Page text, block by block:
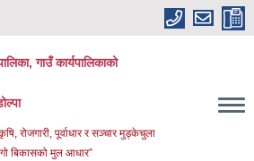
गाउँ कार्यपालिकाको
रोजगारी, पूर्वाधार र सञ्चार मुड्केचुला
बिकासको मुल आधार”